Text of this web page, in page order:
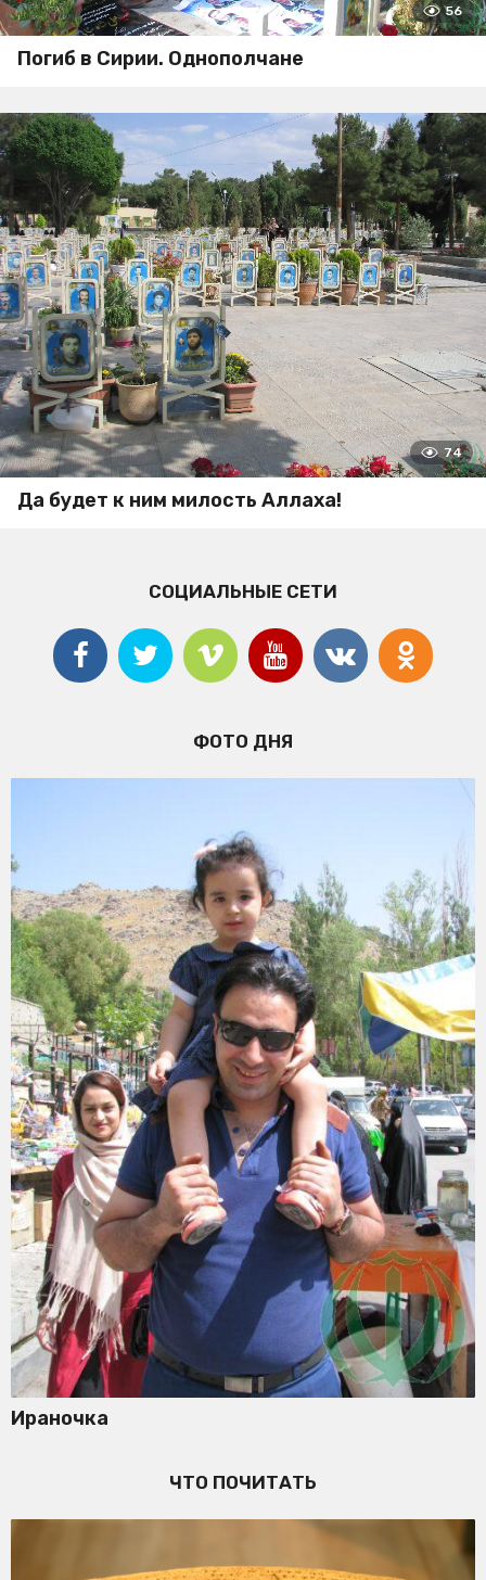
56
Погиб в Сирии. Однополчане
74
Да будет к ним милость Аллаха!
СОЦИАЛЬНЫЕ СЕТИ
ФОТО ДНЯ
Ираночка
ЧТО ПОЧИТАТЬ